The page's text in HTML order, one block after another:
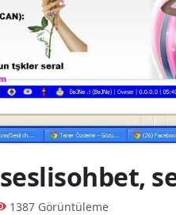
1387 Görüntüleme